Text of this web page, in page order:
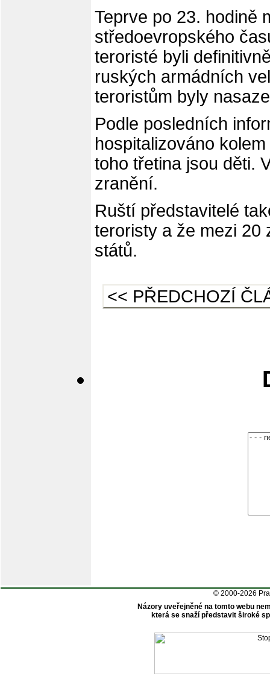
Teprve po 23. hodině
středoevropského
teroristé byli
ruských armádních
teroristům byly
Podle posledních
hospitalizováno
toho třetina jsou děti.
zranění.
Ruští představitelé
teroristy a že mezi 20
států.
<< PŘEDCHOZÍ
© 2000-2026
Názory uveřejněné na tomto webu
která se snaží představit široké